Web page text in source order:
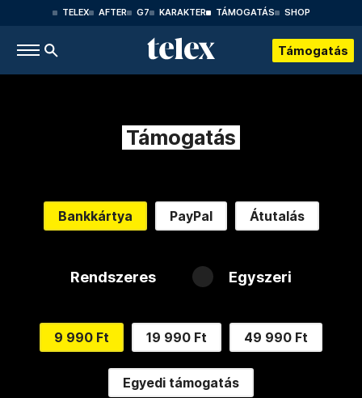
TELEX AFTER G7 KARAKTER TÁMOGATÁS SHOP
Támogatás
Támogatás
Bankkártya PayPal Átutalás
Rendszeres Egyszeri
9 990 Ft 19 990 Ft 49 990 Ft
Egyedi támogatás